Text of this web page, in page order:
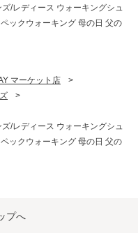
/レディース ウォーキングシュ
ックウォーキング 母の日 父の
マーケット店
>
>
/レディース ウォーキングシュ
ックウォーキング 母の日 父の
プへ